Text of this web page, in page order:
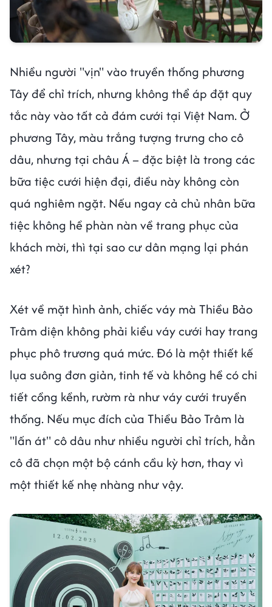
Nhiều người "vịn" vào truyền thống phương
Tây để chỉ trích, nhưng không thể áp đặt quy
tắc này vào tất cả đám cưới tại Việt Nam. Ở
phương Tây, màu trắng tượng trưng cho cô
dâu, nhưng tại châu Á – đặc biệt là trong các
bữa tiệc cưới hiện đại, điều này không còn
quá nghiêm ngặt. Nếu ngay cả chủ nhân bữa
tiệc không hề phàn nàn về trang phục của
khách mời, thì tại sao cư dân mạng lại phán
xét?
Xét về mặt hình ảnh, chiếc váy mà Thiều Bảo
Trâm diện không phải kiểu váy cưới hay trang
phục phô trương quá mức. Đó là một thiết kế
lụa suông đơn giản, tinh tế và không hề có chi
tiết cồng kềnh, rườm rà như váy cưới truyền
thống. Nếu mục đích của Thiều Bảo Trâm là
"lấn át" cô dâu như nhiều người chỉ trích, hẳn
cô đã chọn một bộ cánh cầu kỳ hơn, thay vì
một thiết kế nhẹ nhàng như vậy.